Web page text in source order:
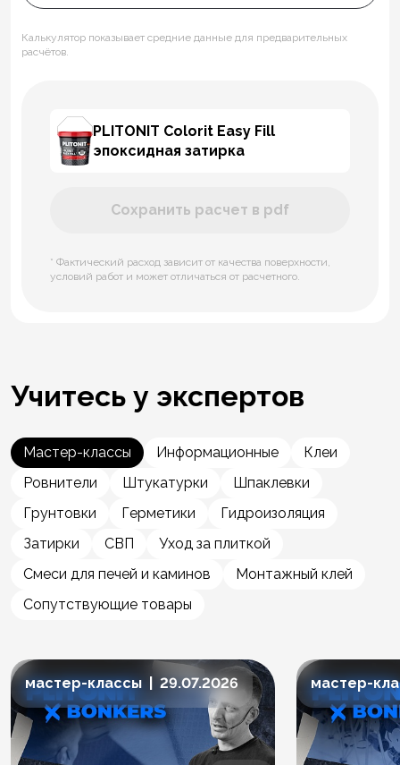
Калькулятор показывает средние данные для предварительных
расчётов.
PLITONIT Colorit Easy Fill
эпоксидная затирка
Сохранить расчет в pdf
* Фактический расход зависит от качества поверхности,
условий работ и может отличаться от расчетного.
Учитесь у экспертов
Мастер-классы Информационные
Клеи
Ровнители
Штукатурки
Шпаклевки
Грунтовки
Герметики
Гидроизоляция
Затирки
СВП
Уход за плиткой
Смеси для печей и каминов
Монтажный клей
Сопутствующие товары
мастер-классы | 29.07.2026 мастер-